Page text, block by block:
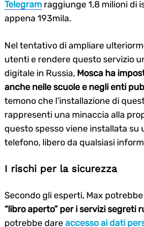
Telegram raggiunge 1,8 milioni di
appena 193mila.
Nel tentativo di ampliare
utenti e rendere questo servizio
digitale in Russia, Mosca ha
anche nelle scuole e negli enti
temono che l’installazione di
rappresenti una minaccia alla
questo spesso viene installata su
telefono, libero da qualsiasi
I rischi per la sicurezza
Secondo gli esperti, Max
“libro aperto” per i servizi segreti
potrebbe dareaccesso ai dati